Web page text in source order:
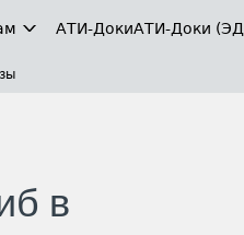
АТИ-ДокиАТИ-Доки
в